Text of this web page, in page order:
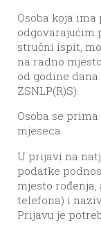
Osoba koja
odgovarajućim
stručni ispit,
na radno
od godine dana
ZSNLP(R)S).
Osoba se
mjeseca.
U prijavi na
podatke
mjesto rođenja,
telefona) i
Prijavu je